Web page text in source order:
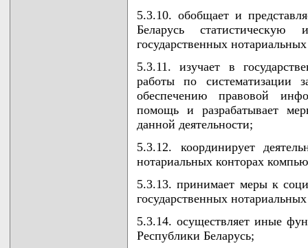
5.3.10. обобщает и
Беларусь
государственных
5.3.11. изучает в
работы по систематизации
обеспечению правовой
помощь и разрабатывает
данной деятельности;
5.3.12. координирует
нотариальных конторах
5.3.13. принимает меры к
государственных
5.3.14. осуществляет иные
Республики Беларусь;